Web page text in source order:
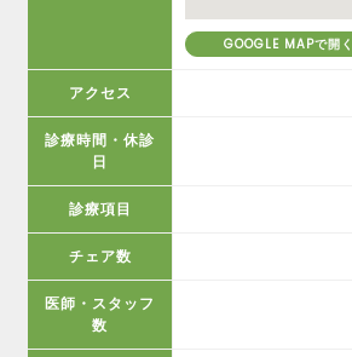
GOOGLE MAPで開く
アクセス
診療時間・休診
日
診療項目
チェア数
医師・スタッフ
数